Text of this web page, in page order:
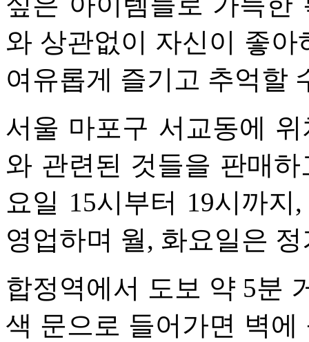
와 상관없이 자신이 좋
여유롭게 즐기고 추억할
서울 마포구 서교동에
와 관련된 것들을 판매
요일 15시부터 19시까
영업하며 월, 화요일은
합정역에서 도보 약 5분
색 문으로 들어가면 벽